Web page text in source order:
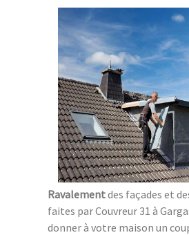
Ravalementdes façades et
faites par Couvreur 31 à
donner à votre maison un